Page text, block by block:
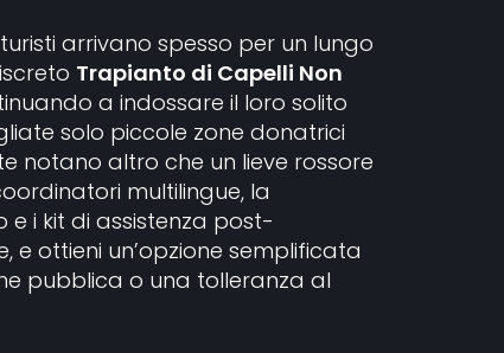
arrivano spesso per un lungo
Trapianto di Capelli Non
a indossare il loro solito
solo piccole zone donatrici
notano altro che un lieve rossore
multilingue, la
e i kit di assistenza post-
ottieni un’opzione semplificata
pubblica o una tolleranza al